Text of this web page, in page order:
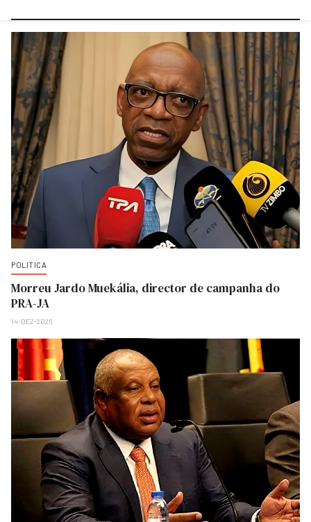
POLITICA
Morreu Jardo Muekália, director de campanha do
PRA-JA
14-DEZ-2025